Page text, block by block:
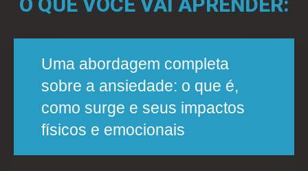
Uma abordagem completa
sobre a ansiedade: o que é,
como surge e seus impactos
físicos e emocionais